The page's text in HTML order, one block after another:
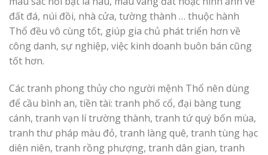
đất đá, núi đồi, nhà cửa, tường thành … thuộc hành
Thổ đều vô cùng tốt, giúp gia chủ phát triển hơn về
công danh, sự nghiệp, việc kinh doanh buôn bán cũng
tốt hơn.
Các tranh phong thủy cho người mệnh Thổ nên dùng
để cầu bình an, tiền tài: tranh phố cổ, đại bàng tung
cánh, tranh vạn lí trường thành, tranh tứ quý bốn mùa,
tranh thư pháp màu đỏ, tranh làng quê, tranh tùng hạc
diên niên, tranh rồng phượng, tranh dân gian, tranh